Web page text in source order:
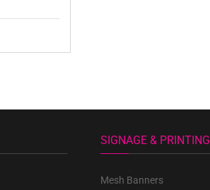
SIGNAGE & PRINTING
Mesh Banners